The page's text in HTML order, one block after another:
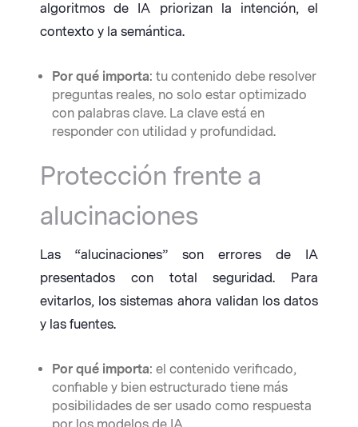
algoritmos de IA priorizan la intención, el
contexto y la semántica.
Por qué importa: tu contenido debe resolver
preguntas reales, no solo estar optimizado
con palabras clave. La clave está en
responder con utilidad y profundidad.
Protección frente a
alucinaciones
Las “alucinaciones” son errores de IA
presentados con total seguridad. Para
evitarlos, los sistemas ahora validan los datos
y las fuentes.
Por qué importa: el contenido verificado,
confiable y bien estructurado tiene más
posibilidades de ser usado como respuesta